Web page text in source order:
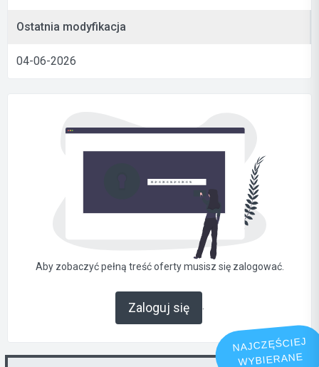
Ostatnia modyfikacja
04-06-2026
Aby zobaczyć pełną treść oferty musisz się zalogować.
Zaloguj się .
NAJCZĘŚCIEJ
WYBIERANE